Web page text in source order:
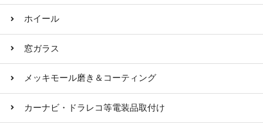
ホイール
窓ガラス
メッキモール磨き＆コーティング
カーナビ・ドラレコ等電装品取付け